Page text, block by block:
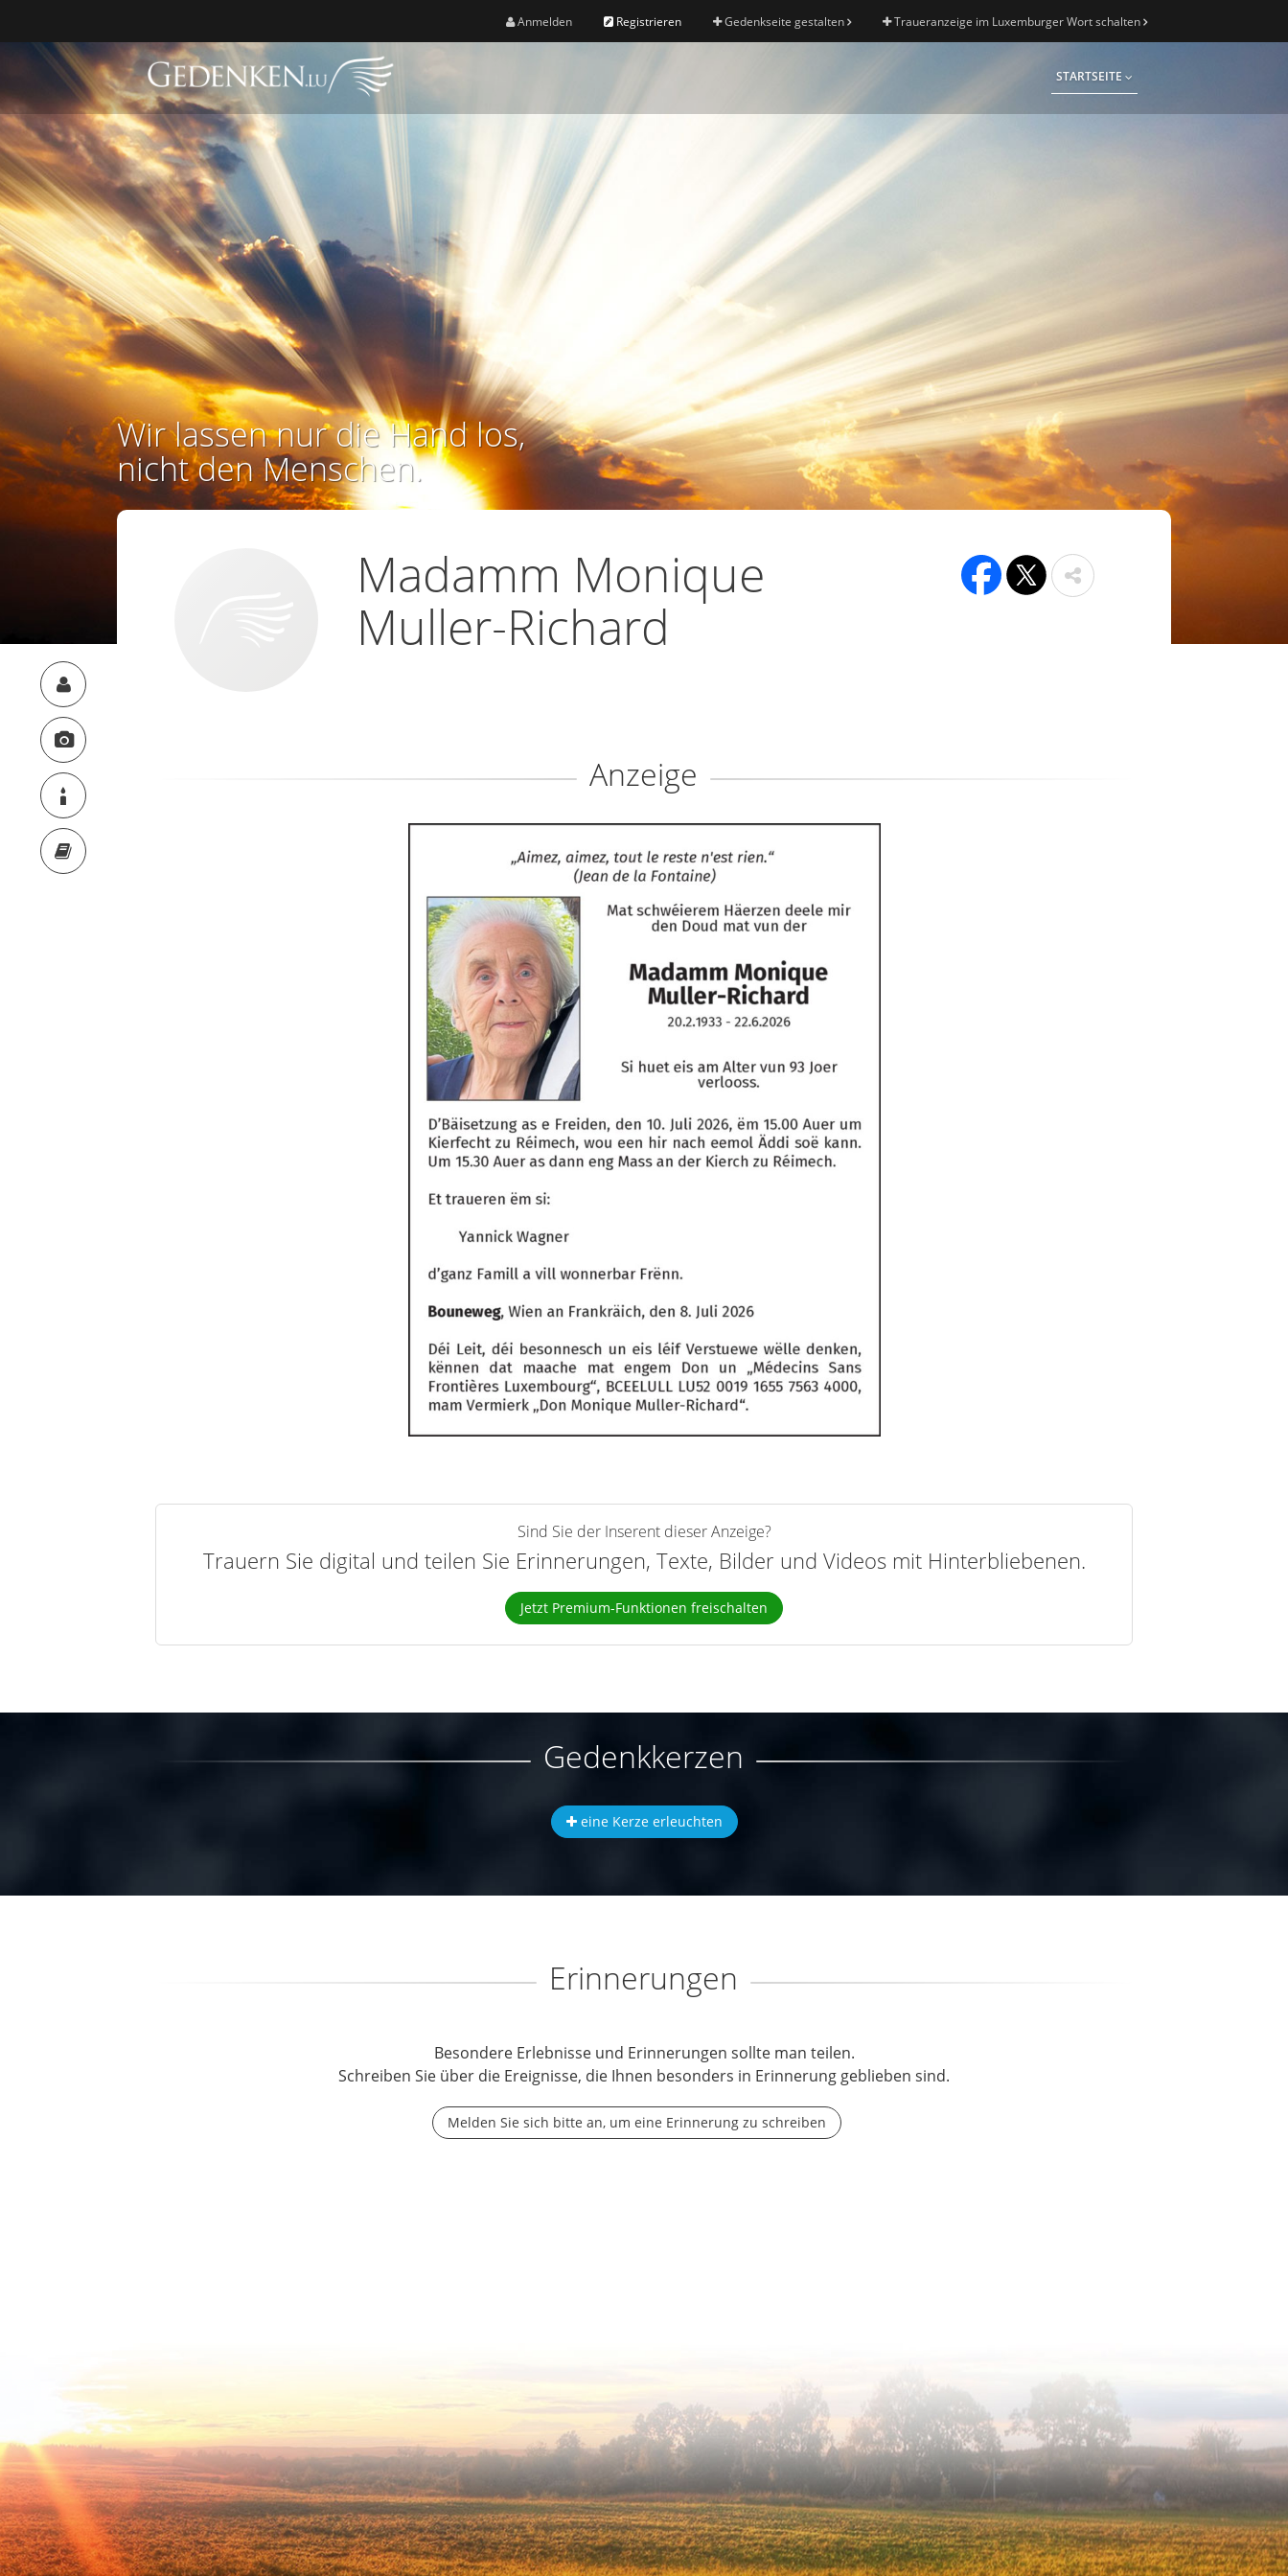
Anmelden Registrieren Gedenkseite gestalten Traueranzeige im Luxemburger Wort schalten
STARTSEITE
Wir lassen nur die Hand los,
nicht den Menschen.
Madamm Monique
Muller-Richard
Anzeige
Sind Sie der Inserent dieser Anzeige?
Trauern Sie digital und teilen Sie Erinnerungen, Texte, Bilder und Videos mit Hinterbliebenen.
Jetzt Premium-Funktionen freischalten
Gedenkkerzen
eine Kerze erleuchten
Erinnerungen
Besondere Erlebnisse und Erinnerungen sollte man teilen.
Schreiben Sie über die Ereignisse, die Ihnen besonders in Erinnerung geblieben sind.
Melden Sie sich bitte an, um eine Erinnerung zu schreiben